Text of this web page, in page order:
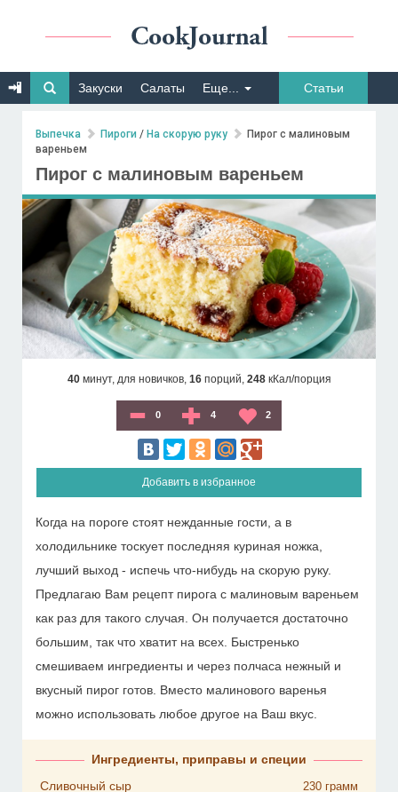
Закуски Салаты Еще... Статьи
Выпечка Пироги / На скорую руку
Пирог с малиновым
вареньем
Пирог с малиновым вареньем
40минут, для новичков, 16порций, 248кКал/порция
0 4 2
Добавить в избранное
Когда на пороге стоят нежданные гости, а в
холодильнике тоскует последняя куриная ножка,
лучший выход - испечь что-нибудь на скорую руку.
Предлагаю Вам рецепт пирога с малиновым вареньем
как раз для такого случая. Он получается достаточно
большим, так что хватит на всех. Быстренько
смешиваем ингредиенты и через полчаса нежный и
вкусный пирог готов. Вместо малинового варенья
можно использовать любое другое на Ваш вкус.
Ингредиенты, приправы и специи
Сливочный сыр
230 грамм